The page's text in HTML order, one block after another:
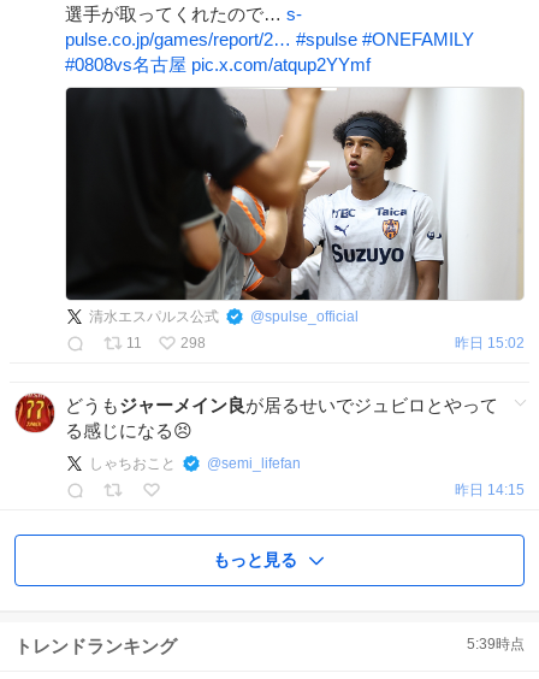
選手が取ってくれたので… s-
pulse.co.jp/games/report/2… #spulse #ONEFAMILY
#0808vs名古屋 pic.x.com/atqup2YYmf
清水エスパルス公式 @spulse_official
11
298 昨日 15:02
どうもジャーメイン良が居るせいでジュビロとやって
る感じになる😣
しゃちおこと @semi_lifefan
昨日 14:15
もっと見る
トレンドランキング 5:39時点